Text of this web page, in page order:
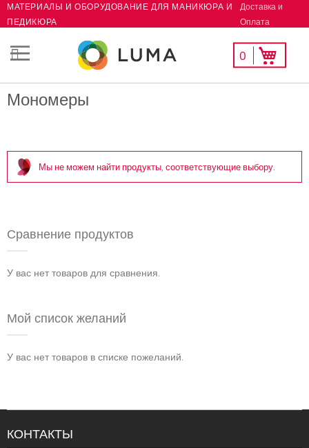
Skip
Content
МАТЕРИАЛЫ И ОБОРУДОВАНИЕ ДЛЯ МАНИКЮРА И
ПЕДИКЮРА
Доставка и
Оплата
Моя корзина
0
Мой
список
Мономеры
Мы не можем найти продукты, соответствующие выбору.
Сравнение продуктов
У вас нет товаров для сравнения.
Мой список желаний
У вас нет товаров в списке пожеланий.
КОНТАКТЫ